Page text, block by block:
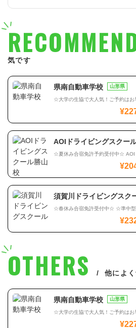
気です
山形県
県南自動車学校
☆大学の生協で大人気！ご予約は
AOIドライビングスクー
☆夏休み合宿免許予約受付中☆ AOI
須賀川ドライビングスク
☆春休み合宿免許受付中☆ ☆準中型
OTHERS 他によ
山形県
県南自動車学校
☆大学の生協で大人気！ご予約は